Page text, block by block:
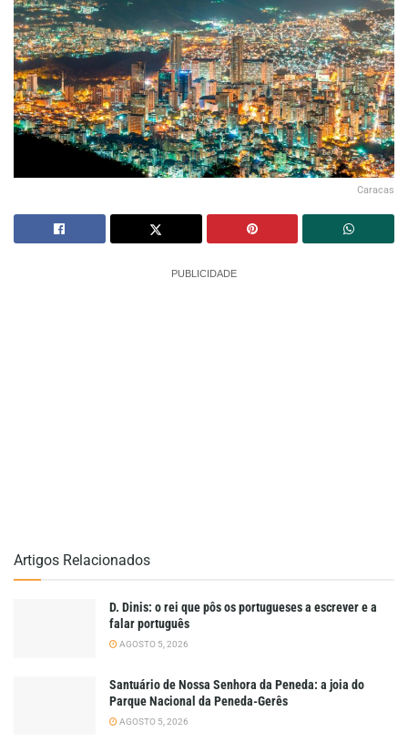
Caracas
PUBLICIDADE
Artigos Relacionados
D. Dinis: o rei que pôs os portugueses a escrever e a
falar português
AGOSTO 5, 2026
Santuário de Nossa Senhora da Peneda: a joia do
Parque Nacional da Peneda-Gerês
AGOSTO 5, 2026